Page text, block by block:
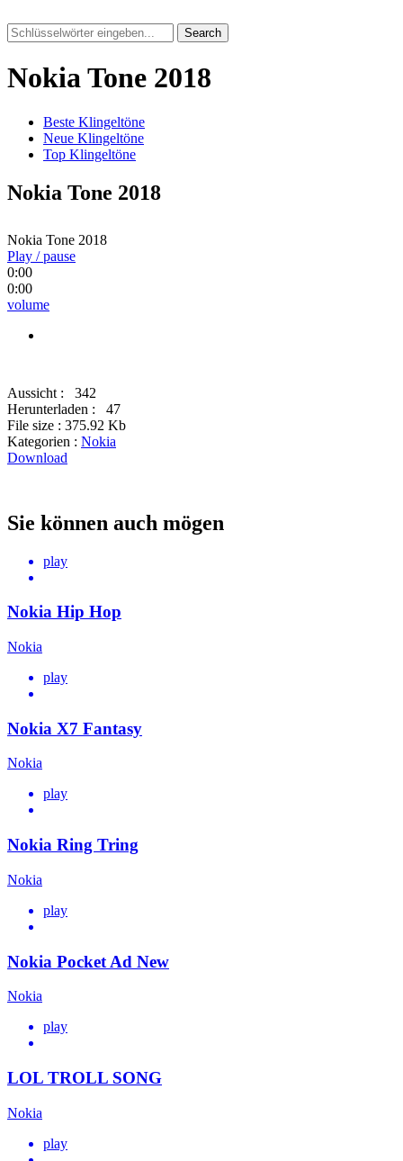
Search
Nokia Tone 2018
Beste Klingeltöne
Neue Klingeltöne
Top Klingeltöne
Nokia Tone 2018
Nokia Tone 2018
Play / pause
0:00
0:00
volume
Aussicht :
342
Herunterladen :
47
File size : 375.92 Kb
Kategorien : Nokia
Download
Sie können auch mögen
play
Nokia Hip Hop
Nokia
play
Nokia X7 Fantasy
Nokia
play
Nokia Ring Tring
Nokia
play
Nokia Pocket Ad New
Nokia
play
LOL TROLL SONG
Nokia
play